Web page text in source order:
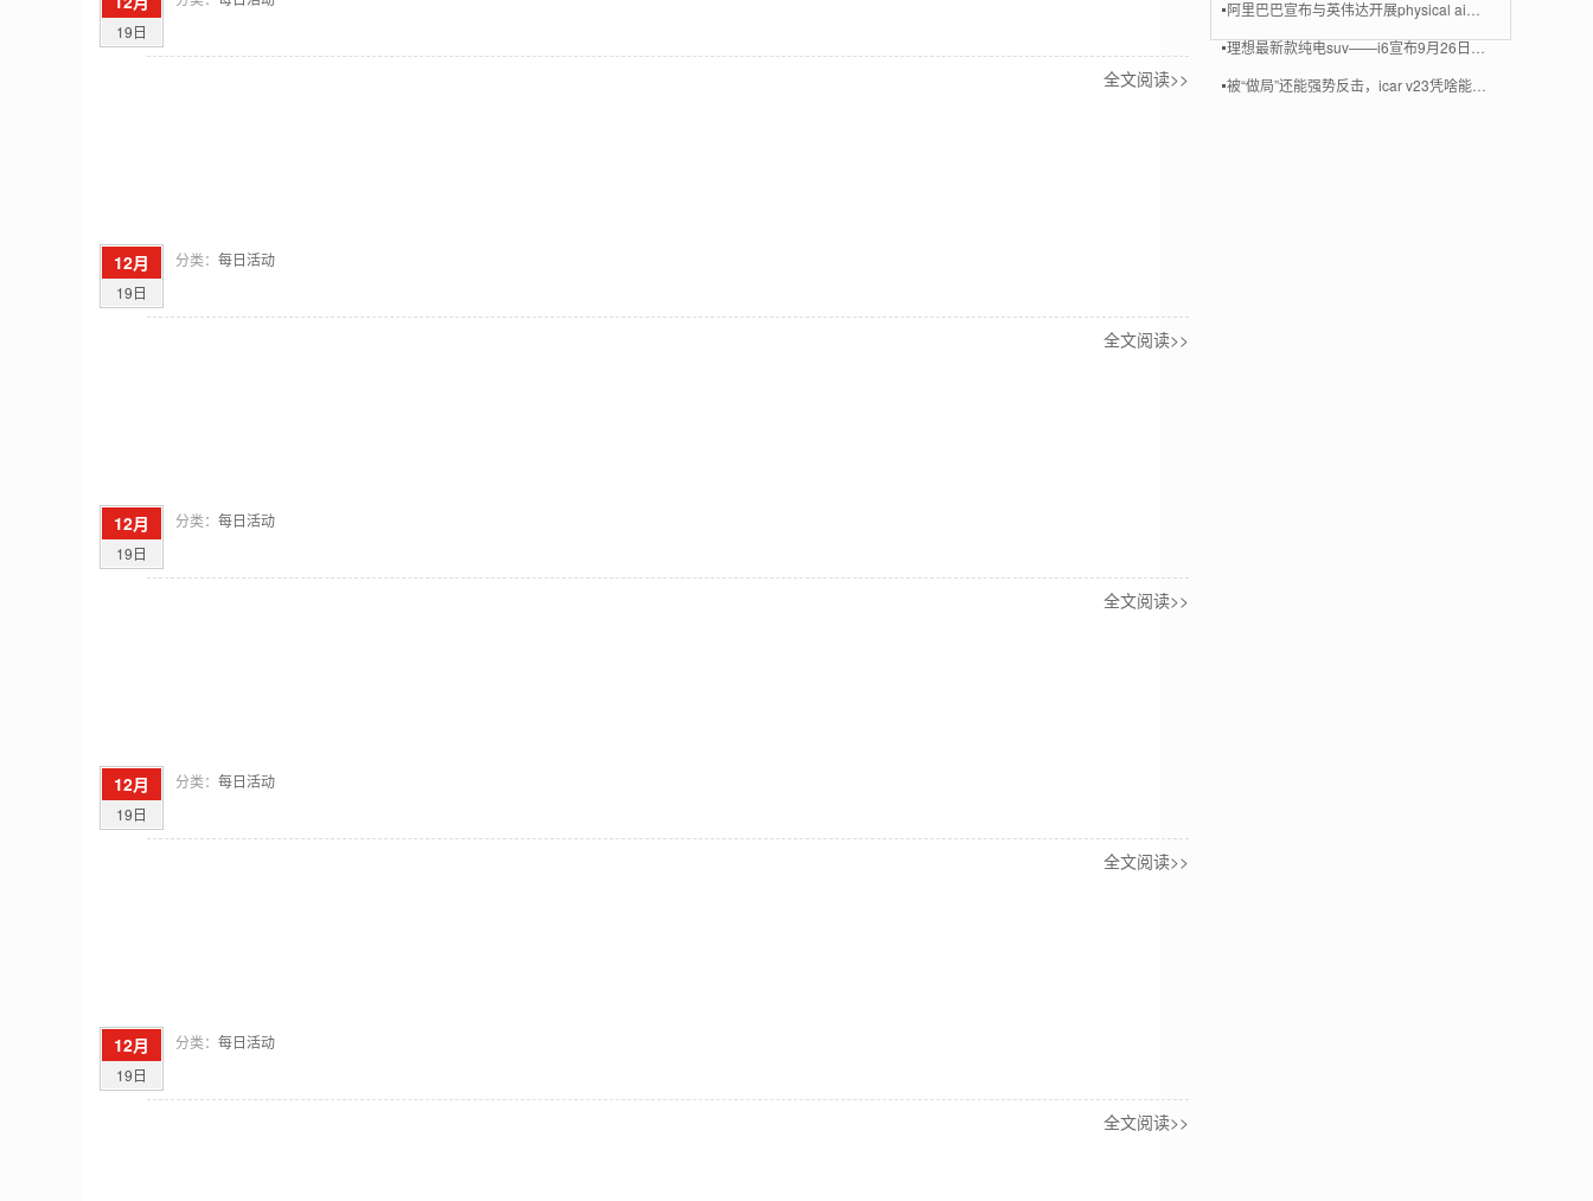
19日
全文阅读>>
12月
19日
分类： 每日活动
全文阅读>>
12月
19日
分类： 每日活动
全文阅读>>
12月
19日
分类： 每日活动
全文阅读>>
12月
19日
分类： 每日活动
全文阅读>>
理想最新款纯电suv——i6宣布9月26日上市